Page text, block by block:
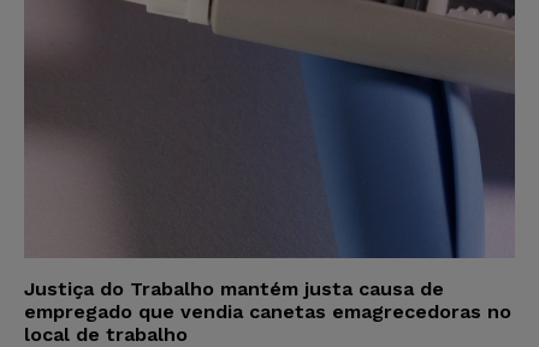
Justiça do Trabalho mantém justa causa de
empregado que vendia canetas emagrecedoras no
local de trabalho